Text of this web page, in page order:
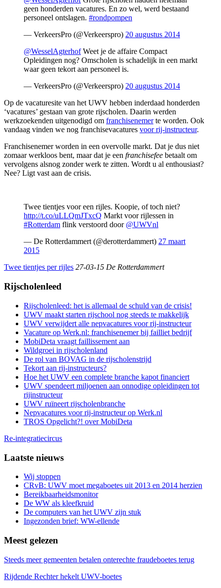
geen honderden vacatures. En zo wel, werd bestaand
personeel ontslagen. #rondpompen
— VerkeersPro (@Verkeerspro) 20 augustus 2014
@WesselAgterhofWeet je de affaire Compact
Opleidingen nog? Omscholen is schadelijk in een markt
waar geen tekort aan personeel is.
— VerkeersPro (@Verkeerspro) 20 augustus 2014
Op de vacaturesite van het UWV hebben inderdaad honderden
‘vacatures’ gestaan van grote rijscholen. Daarin werden
werkzoekenden uitgenodigd om franchisenemerte worden. Ook
vandaag vinden we nog franchisevacatures voor rij-instructeur.
Franchisenemer worden in een overvolle markt. Dat je dus niet
zomaar werkloos bent, maar dat je een franchisefee betaalt om
vervolgens alsnog zonder werk te zitten. Wordt u al enthousiast?
Nee? Ligt vast aan de crisis.
Twee tientjes voor een rijles. Koopie, of toch niet?
http://t.co/uLLQmJTxcQ Markt voor rijlessen in
#Rotterdam flink verstoord door @UWVnl
— De Rotterdammert (@derotterdammert) 27 maart
2015
Twee tientjes per rijles 27-03-15 De Rotterdammert
Rijscholenleed
Rijscholenleed: het is allemaal de schuld van de crisis!
UWV maakt starten rijschool nog steeds te makkelijk
UWV verwijdert alle nepvacatures voor rij-instructeur
Vacature op Werk.nl: franchisenemer bij failliet bedrijf
MobiDeta vraagt faillissement aan
Wildgroei in rijscholenland
De rol van BOVAG in de rijscholenstrijd
Tekort aan rij-instructeurs?
Hoe het UWV een complete branche kapot financiert
UWV spendeert miljoenen aan onnodige opleidingen tot
rijinstructeur
UWV ruïneert rijscholenbranche
Nepvacatures voor rij-instructeur op Werk.nl
TROS Opgelicht?! over MobiDeta
Re-integratiecircus
Laatste nieuws
Wij stoppen
CRvB: UWV moet megaboetes uit 2013 en 2014 herzien
Bereikbaarheidsmonitor
De WW als kleefkruid
De computers van het UWV zijn stuk
Ingezonden brief: WW-ellende
Meest gelezen
Steeds meer gemeenten betalen onterechte fraudeboetes terug
Rijdende Rechter hekelt UWV-boetes